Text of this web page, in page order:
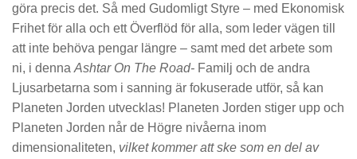
göra precis det. Så med Gudomligt Styre – med Ekonomisk
Frihet för alla och ett Överflöd för alla, som leder vägen till
att inte behöva pengar längre – samt med det arbete som
ni, i denna Ashtar On The Road- Familj och de andra
Ljusarbetarna som i sanning är fokuserade utför, så kan
Planeten Jorden utvecklas! Planeten Jorden stiger upp och
Planeten Jorden når de Högre nivåerna inom
dimensionaliteten, vilket kommer att ske som en del av